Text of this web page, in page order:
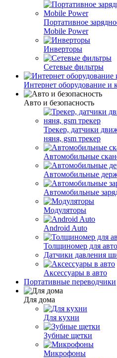
Портативное
Mobile Power
Инверторы
Сетевые фильтры
Интернет оборудование и
Авто и безопасность
Трекер, датчики
няня, gsm трекер
Автомобильные
Автомобильные
Автомобильные
Модуляторы
Android Auto
Толщиномер для авто
Датчики давления
Аксессуары в авто
Портативные переводчики
Для дома
Для кухни
Зубные щетки
Микрофоны